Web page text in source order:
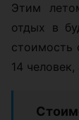
Этим
отдых в
стоимость
14